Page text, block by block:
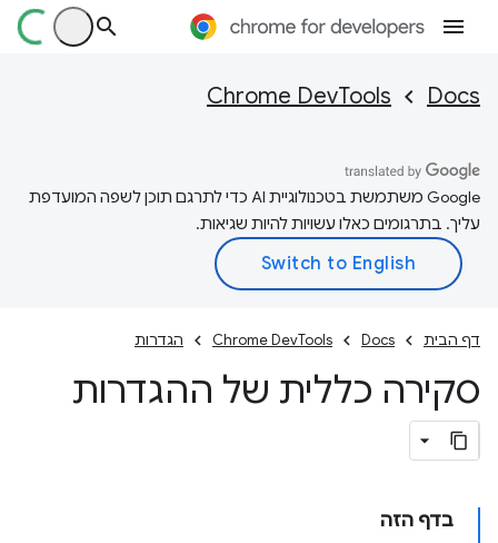
Docs
Chrome DevTools
‫Google משתמשת בטכנולוגיית AI כדי לתרגם תוכן לשפה המועדפת
עליך. בתרגומים כאלו עשויות להיות שגיאות.
דף הבית Docs
Chrome DevTools הגדרות
סקירה כללית של ההגדרות
בדף הזה